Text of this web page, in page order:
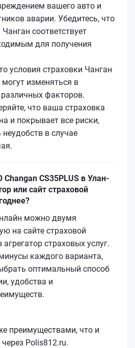
вашего авто и
аварии. Убедитесь, что
соответствует
для получения
условия страховки Чанган
изменяться в
факторов.
что ваша страховка
и покрывает все риски,
в случае
CS35PLUS в Улан-
или сайт страховой
можно двумя
на сайте страховой
страховых услуг.
каждого варианта,
оптимальный способ
удобства и
преимуществами, что и
Polis812.ru.